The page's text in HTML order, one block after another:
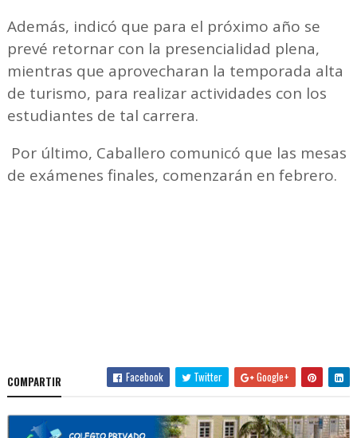
Además, indicó que para el próximo año se
prevé retornar con la presencialidad plena,
mientras que aprovecharan la temporada alta
de turismo, para realizar actividades con los
estudiantes de tal carrera.
Por último, Caballero comunicó que las mesas
de exámenes finales, comenzarán en febrero.
COMPARTIR Facebook Twitter Google+